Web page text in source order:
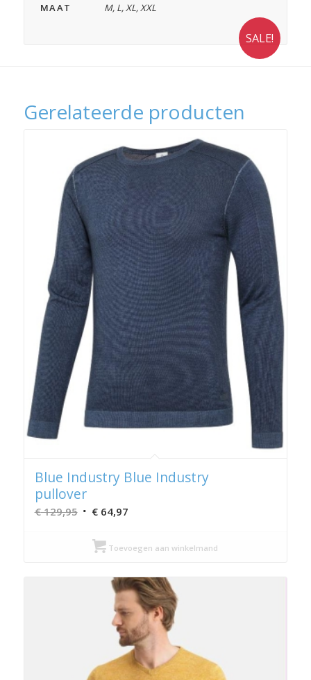
SALE!
MAAT
M, L,XL,XXL
Gerelateerde producten
Blue Industry Blue Industry
pullover
€129,95 Oorspronkelijke
was:
€64,97Huidige
is:
Toevoegen aan winkelmand